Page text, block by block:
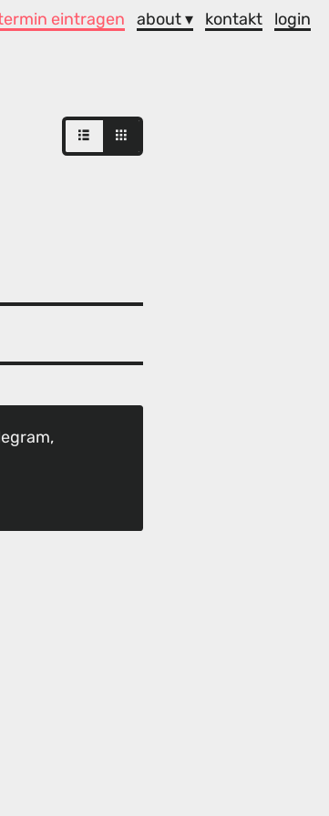
eintragen about ▾ kontakt login